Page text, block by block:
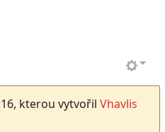
kterou vytvořil Vhavlis